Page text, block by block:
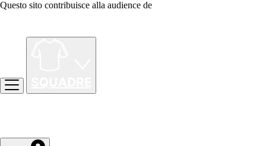
Questo sito contribuisce alla audience de